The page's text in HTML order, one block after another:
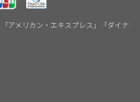
アメリカン・エキスプレス」「ダイナ